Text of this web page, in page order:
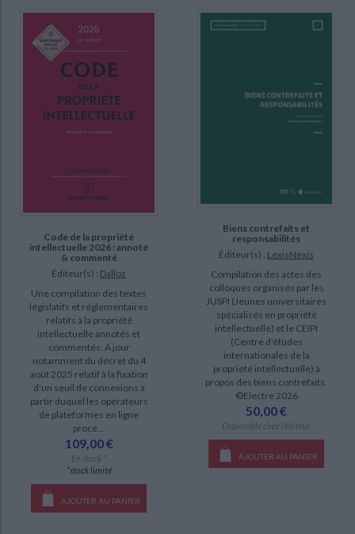
Code de la propriété
intellectuelle 2026 : annoté
& commenté
Éditeur(s) : Dalloz
Une compilation des textes
législatifs et réglementaires
relatifs à la propriété
intellectuelle annotés et
commentés. A jour
notamment du décret du 4
août 2025 relatif à la fixation
d'un seuil de connexions à
partir duquel les opérateurs
de plateformes en ligne
procè...
109,00 €
En stock *
*stock limité
AJOUTER AU PANIER
Biens contrefaits et
responsabilités
Éditeur(s) : LexisNexis
Compilation des actes des
colloques organisés par les
JUSPI (Jeunes universitaires
spécialisés en propriété
intellectuelle) et le CEIPI
(Centre d'études
internationales de la
propriété intellectuelle) à
propos des biens contrefaits.
©Electre 2026
50,00 €
Disponible chez l'éditeur
AJOUTER AU PANIER